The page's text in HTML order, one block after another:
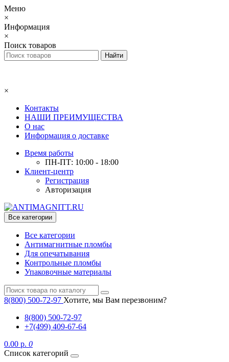
Меню
×
Информация
×
Поиск товаров
×
Контакты
НАШИ ПРЕИМУЩЕСТВА
О нас
Информация о доставке
Время работы
ПН-ПТ: 10:00 - 18:00
Клиент-центр
Регистрация
Авторизация
Все категории
Все категории
Антимагнитные пломбы
Для опечатывания
Контрольные пломбы
Упаковочные материалы
8(800) 500-72-97 Хотите, мы Вам перезвоним?
8(800) 500-72-97
+7(499) 409-67-64
0.00 р. 0
Список категорий